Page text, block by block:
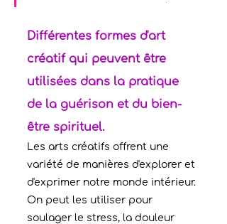
Différentes formes d'art
créatif qui peuvent être
utilisées dans la pratique
de la guérison et du bien-
être spirituel.
Les arts créatifs offrent une
variété de manières d'explorer et
d'exprimer notre monde intérieur.
On peut les utiliser pour
soulager le stress, la douleur